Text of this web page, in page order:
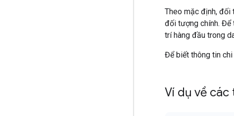
Theo mặc định,
đối tượng chính. Để
trí hàng đầu trong
Để biết thông tin
Ví dụ về các